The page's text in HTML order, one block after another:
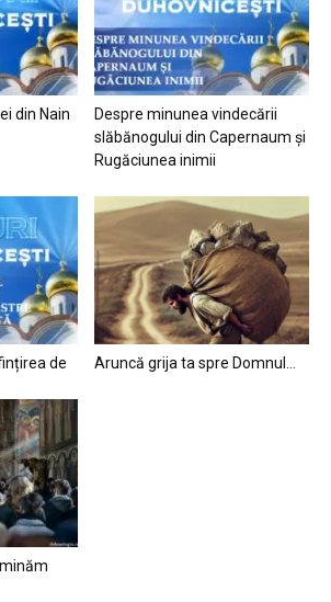
din Nain
Despre minunea vindecării
slăbănogului din Capernaum și
Rugăciunea inimii
de
Aruncă grija ta spre Domnul…